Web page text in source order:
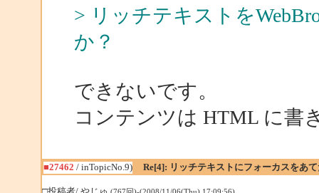
> リッチテキストを
か？
できないです。
コンテンツは HTML に書
■27462 / inTopicNo.9) Re[4]: リッチテキストにフォーカスをあ